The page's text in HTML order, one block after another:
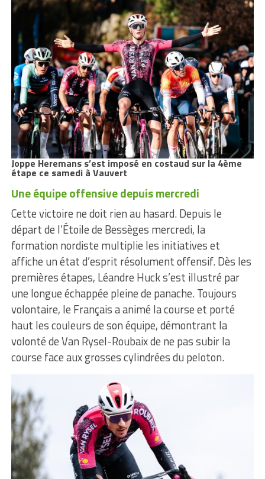
Joppe Heremans s’est imposé en costaud sur la 4ème
étape ce samedi à Vauvert
Une équipe offensive depuis mercredi
Cette victoire ne doit rien au hasard. Depuis le
départ de l’Étoile de Bessèges mercredi, la
formation nordiste multiplie les initiatives et
affiche un état d’esprit résolument offensif. Dès les
premières étapes, Léandre Huck s’est illustré par
une longue échappée pleine de panache. Toujours
volontaire, le Français a animé la course et porté
haut les couleurs de son équipe, démontrant la
volonté de Van Rysel-Roubaix de ne pas subir la
course face aux grosses cylindrées du peloton.